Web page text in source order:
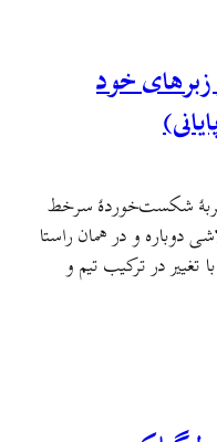
زبرهای خود
شکست‌خوردهٔ سرخط
دوباره و در همان راستا
تغییر در ترکیب تیم و
مدرک…